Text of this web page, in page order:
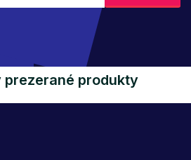
prezerané produkty